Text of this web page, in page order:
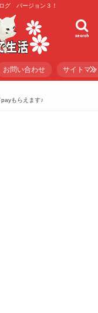
グ バージョン３！
search
お問い合わせ サイトマ
もらえます♪